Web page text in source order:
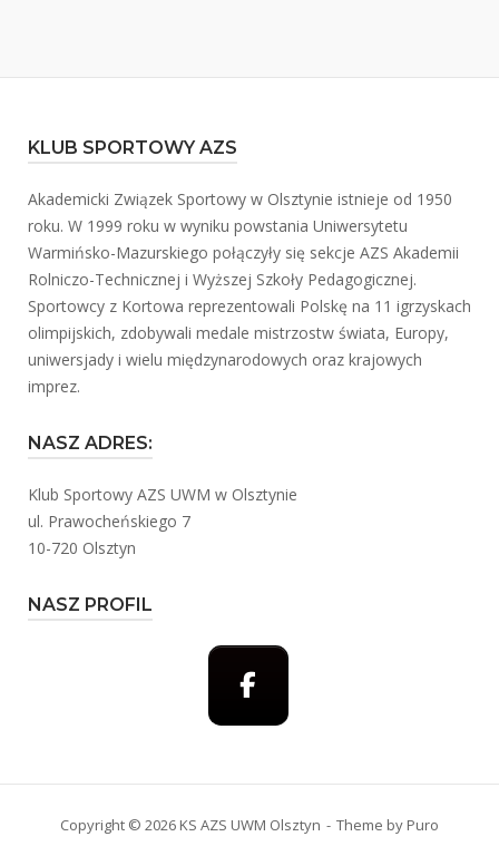
KLUB SPORTOWY AZS
Akademicki Związek Sportowy w Olsztynie istnieje od 1950
roku. W 1999 roku w wyniku powstania Uniwersytetu
Warmińsko-Mazurskiego połączyły się sekcje AZS Akademii
Rolniczo-Technicznej i Wyższej Szkoły Pedagogicznej.
Sportowcy z Kortowa reprezentowali Polskę na 11 igrzyskach
olimpijskich, zdobywali medale mistrzostw świata, Europy,
uniwersjady i wielu międzynarodowych oraz krajowych
imprez.
NASZ ADRES:
Klub Sportowy AZS UWM w Olsztynie
ul. Prawocheńskiego 7
10-720 Olsztyn
NASZ PROFIL
Copyright © 2026 KS AZS UWM Olsztyn Theme by Puro